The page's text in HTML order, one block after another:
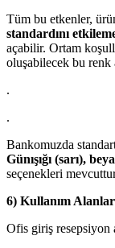
Tüm bu etkenler,
standardını
açabilir. Ortam
oluşabilecek bu renk
.
.
Bankomuzda
Günışığı (sarı),
seçenekleri
6) Kullanım
Ofis giriş resepsiyon